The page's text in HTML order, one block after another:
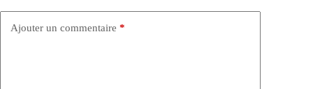
Ajouter un commentaire *